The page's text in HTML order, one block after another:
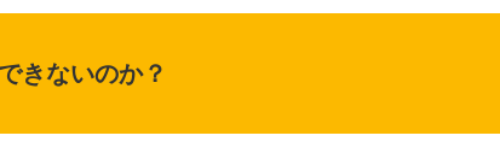
きないのか？